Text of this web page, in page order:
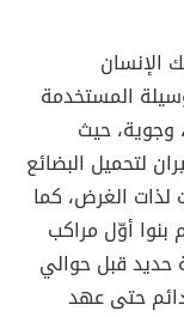
الإنسان
المستخدمة
وجوية، حيث
والثيران لتحميل البضائع
لذات الغرض، كما
الرافدين في عام 3500 ق.م بنوا أوّل مراكب
قبل حوالي
دائم حتى عهد